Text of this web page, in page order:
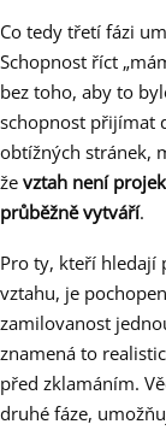
Co tedy třetí fázi
Schopnost říct
bez toho, aby to
schopnost přijímat
obtížných stránek,
že vztah není
průběžně vytváří.
Pro ty, kteří hledají
vztahu, je
zamilovanost
znamená to
před zklamáním.
druhé fáze,